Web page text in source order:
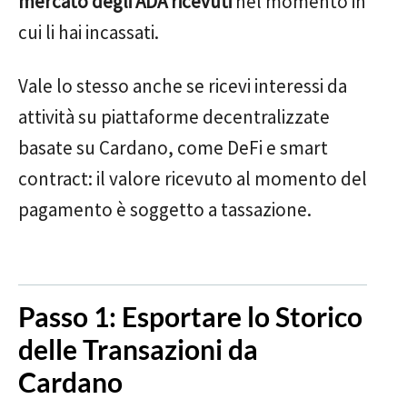
cui li hai incassati.
Vale lo stesso anche se ricevi interessi da
attività su piattaforme decentralizzate
basate su Cardano, come DeFi e smart
contract: il valore ricevuto al momento del
pagamento è soggetto a tassazione.
Passo 1: Esportare lo Storico
delle Transazioni da
Cardano